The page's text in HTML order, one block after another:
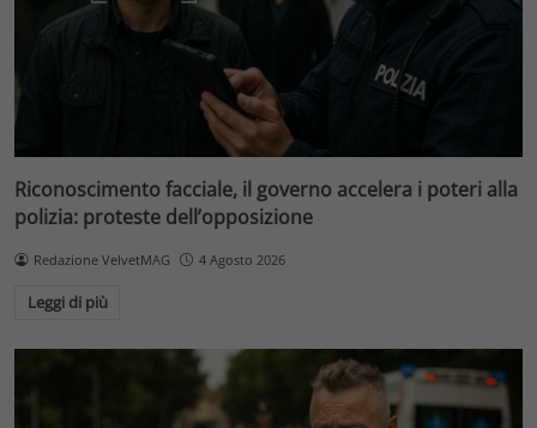
Riconoscimento facciale, il governo accelera i poteri alla
polizia: proteste dell’opposizione
Redazione VelvetMAG 4 Agosto 2026
Leggi di più